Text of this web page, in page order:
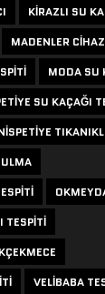
KIRAZLI SU
MADENLER
MODA SU
SU KAÇAĞI
TESPITI
VELIBABA